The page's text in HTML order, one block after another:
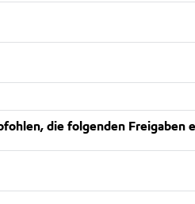
die folgenden Freigaben